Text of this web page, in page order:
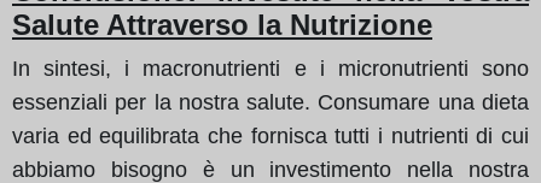
Salute Attraverso la Nutrizione
In sintesi, i macronutrienti e i micronutrienti sono
essenziali per la nostra salute. Consumare una dieta
varia ed equilibrata che fornisca tutti i nutrienti di cui
abbiamo bisogno è un investimento nella nostra